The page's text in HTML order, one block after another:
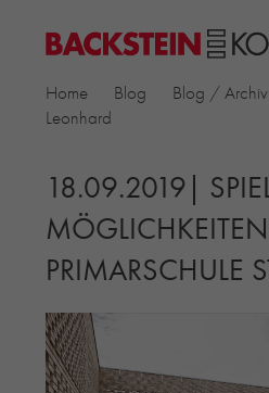
PROJEKTE
▼
KIRCHEN
MEHRFAMILIENHÄUSER
MUSEEN
EINFAMILIENHÄUSER
PRODUKTE
▼
Home Blog Blog / Archiv
Leonhard
18.09.2019|
PRIMARSCHULE